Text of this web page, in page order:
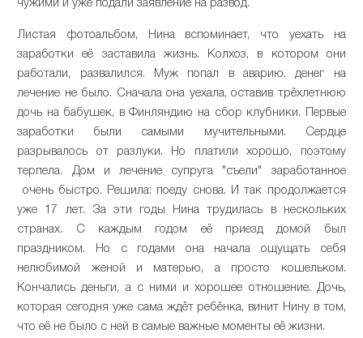
чужими и уже подали заявление на развод.
Листая фотоальбом, Нина вспоминает, что уехать на
заработки её заставила жизнь. Колхоз, в котором они
работали, развалился. Муж попал в аварию, денег на
лечение не было. Сначала она уехала, оставив трёхлетнюю
дочь на бабушек, в Финляндию на сбор клубники. Первые
заработки были самыми мучительными. Сердце
разрывалось от разлуки. Но платили хорошо, поэтому
терпела. Дом и лечение супруга "съели" заработанное
очень быстро. Решила: поеду снова. И так продолжается
уже 17 лет. За эти годы Нина трудилась в нескольких
странах. С каждым годом её приезд домой был
праздником. Но с годами она начала ощущать себя
нелюбимой женой и матерью, а просто кошельком.
Кончались деньги, а с ними и хорошее отношение. Дочь,
которая сегодня уже сама ждёт ребёнка, винит Нину в том,
что её не было с ней в самые важные моменты её жизни.